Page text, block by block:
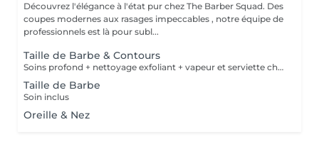
Découvrez l'élégance à l'état pur chez The Barber Squad. Des
coupes modernes aux rasages impeccables , notre équipe de
professionnels est là pour subl...
Taille de Barbe & Contours
Soins profond + nettoyage exfoliant + vapeur et serviette chaude/froide
Taille de Barbe
Soin inclus
Oreille & Nez